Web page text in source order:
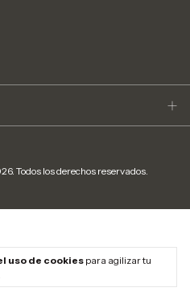
uso de cookiespara agilizar tu
Todos los derechos reservados.